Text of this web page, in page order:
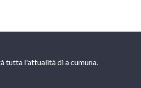
tutta l'attualità di a cumuna.